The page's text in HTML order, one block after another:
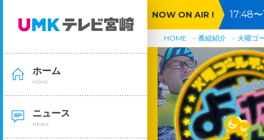
ホーム
HOME
ニュース
NEWS
NOW ON AIR !
17:48
メ
HOME 番組紹介 火曜ゴ